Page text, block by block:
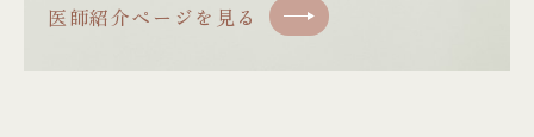
医師紹介ページを見る